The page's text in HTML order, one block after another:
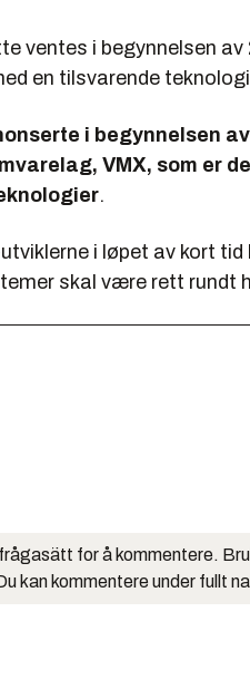
ventes i begynnelsen
en tilsvarende
i begynnelsen
VMX, som er
.
i løpet av kort
skal være rett rundt
for å kommentere.
kan kommentere under fullt